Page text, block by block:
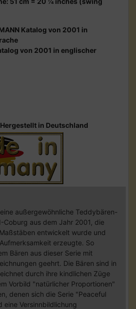
Katalog von 2001 in
von 2001 in englischer
in Deutschland
außergewöhnliche Teddybären-
Coburg aus dem Jahr 2001, die
entwickelt wurde und
erzeugte. So
Bären aus dieser Serie mit
geehrt. Die Bären sind in
durch ihre kindlichen Züge
Vorbild "natürlicher Proportionen"
denen sich die Serie "Peaceful
eine Versinnbildlichung